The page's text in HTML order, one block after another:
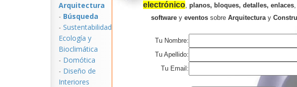
Arquitectura
- Búsqueda
- Sustentabilidad,
Ecologí­a y
Bioclimática
- Domótica
- Diseño de
Interiores
electrónico, planos, bloques, detalles, enlaces,
softwarey eventossobre Arquitecturay
Tu Nombre:
Tu Apellido:
Tu Email: